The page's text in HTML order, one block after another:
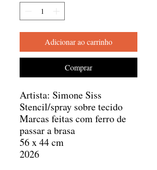
Adicionar ao carrinho
Comprar
Artista: Simone Siss
Stencil/spray sobre tecido
Marcas feitas com ferro de
passar a brasa
56 x 44 cm
2026